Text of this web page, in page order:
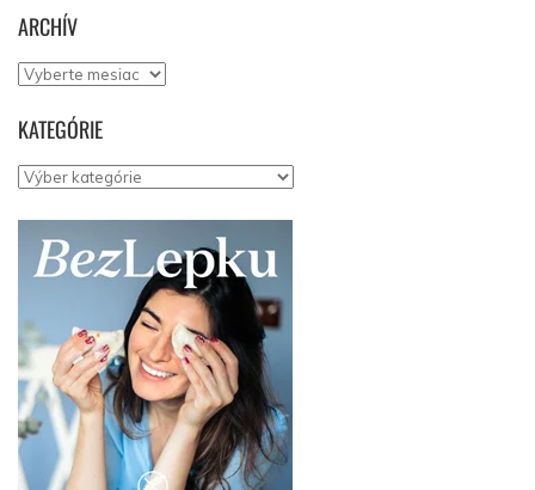
ARCHÍV
Archív
KATEGÓRIE
Kategórie